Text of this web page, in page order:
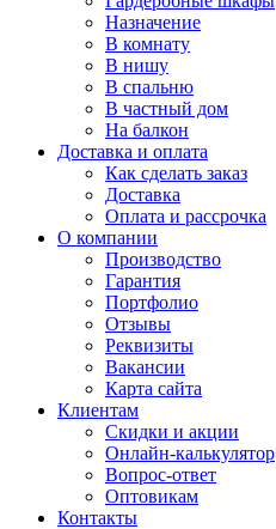
Назначение
В комнату
В нишу
В спальню
В частный дом
На балкон
Доставка и оплата
Как сделать заказ
Доставка
Оплата и рассрочка
О компании
Производство
Гарантия
Портфолио
Отзывы
Реквизиты
Вакансии
Карта сайта
Клиентам
Скидки и акции
Онлайн-калькулятор
Вопрос-ответ
Оптовикам
Контакты